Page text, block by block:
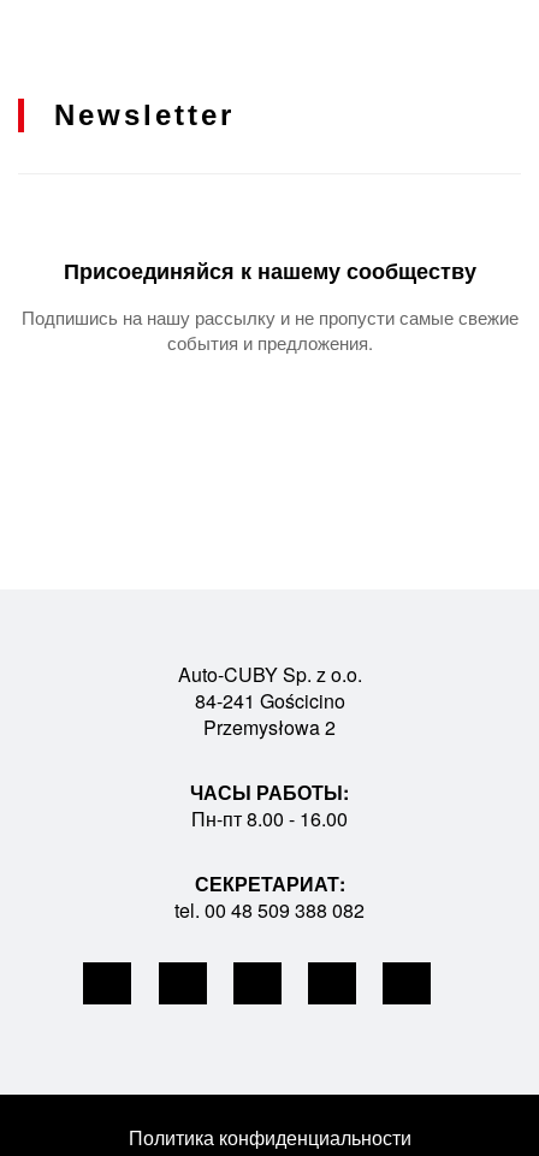
Newsletter
Присоединяйся к нашему сообществу
Подпишись на нашу рассылку и не пропусти самые свежие
события и предложения.
Auto-CUBY Sp. z o.o.
84-241 Gościcino
Przemysłowa 2
ЧАСЫ РАБОТЫ:
Пн-пт 8.00 - 16.00
СЕКРЕТАРИАТ:
tel. 00 48 509 388 082
Политика конфиденциальности